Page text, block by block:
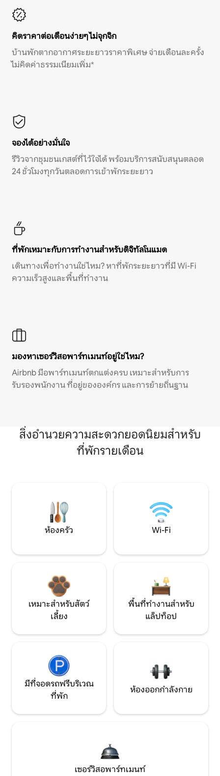
คิดราคาต่อเดือนง่ายๆ ไม่จุกจิก
บ้านพักตากอากาศระยะยาวราคาพิเศษ จ่ายเดือนละครั้ง
ไม่คิดค่าธรรมเนียมเพิ่ม*
จองได้อย่างมั่นใจ
รีวิวจากชุมชนเกสต์ที่ไว้ใจได้ พร้อมบริการสนับสนุนตลอด
24 ชั่วโมงทุกวันตลอดการเข้าพักระยะยาว
ที่พักเหมาะกับการทำงานสำหรับดิจิทัลโนแมด
เดินทางเพื่อทำงานใช่ไหม? หาที่พักระยะยาวที่มี Wi-Fi
ความเร็วสูงและพื้นที่ทำงาน
มองหาเซอร์วิสอพาร์ทเมนท์อยู่ใช่ไหม?
Airbnb มีอพาร์ทเมนท์ตกแต่งครบ เหมาะสำหรับการ
รับรองพนักงาน ที่อยู่ขององค์กร และการย้ายถิ่นฐาน
สิ่งอำนวยความสะดวกยอดนิยมสำหรับ
ที่พักรายเดือน
ห้องครัว Wi-Fi
เหมาะสำหรับสัตว์
เลี้ยง
พื้นที่ทำงานสำหรับ
แล็ปท็อป
มีที่จอดรถฟรีบริเวณ
ที่พัก
ห้องออกกำลังกาย
เซอร์วิสอพาร์ทเมนท์